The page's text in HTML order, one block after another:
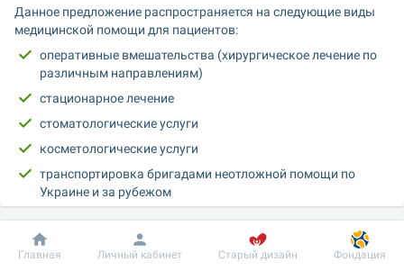
Данное предложение распространяется на следующие виды
медицинской помощи для пациентов:
оперативные вмешательства (хирургическое лечение по
различным направлениям)
стационарное лечение
стоматологические услуги
косметологические услуги
транспортировка бригадами неотложной помощи по
Украине и за рубежом
иметь карту Monobank, а также доступную сумму на оплату
частями по вашей карте.
Добробут Информация Пациенту
Главная Личный кабинет Старый дизайн Фондация